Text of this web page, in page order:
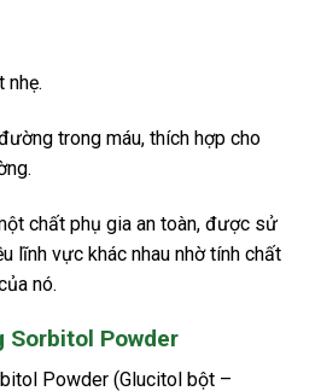
nhẹ.
trong máu, thích hợp cho
chất phụ gia an toàn, được sử
lĩnh vực khác nhau nhờ tính chất
nó.
Sorbitol Powder
Powder (Glucitol bột –